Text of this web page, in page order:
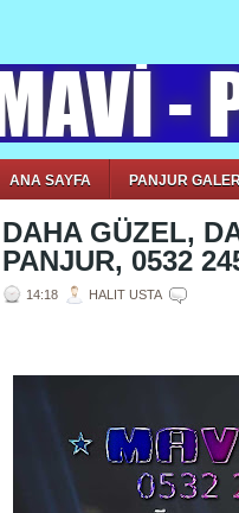
ANA SAYFA PANJUR
DAHA GÜZEL,
PANJUR, 0532
14:18 HALIT USTA